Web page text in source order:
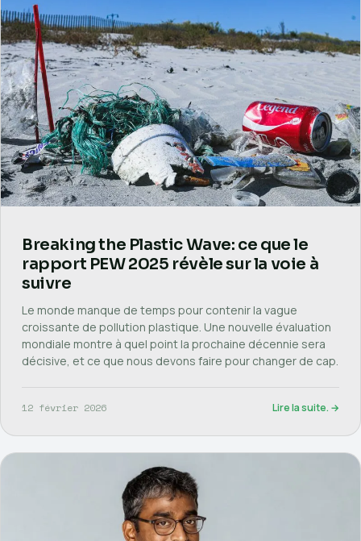
Breaking the Plastic Wave: ce que le
rapport PEW 2025 révèle sur la voie à
suivre
Le monde manque de temps pour contenir la vague
croissante de pollution plastique. Une nouvelle évaluation
mondiale montre à quel point la prochaine décennie sera
décisive, et ce que nous devons faire pour changer de cap.
12 février 2026 Lire la suite. →